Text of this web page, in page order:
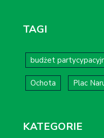
TAGI
budżet
Ochota Plac
KATEGORIE